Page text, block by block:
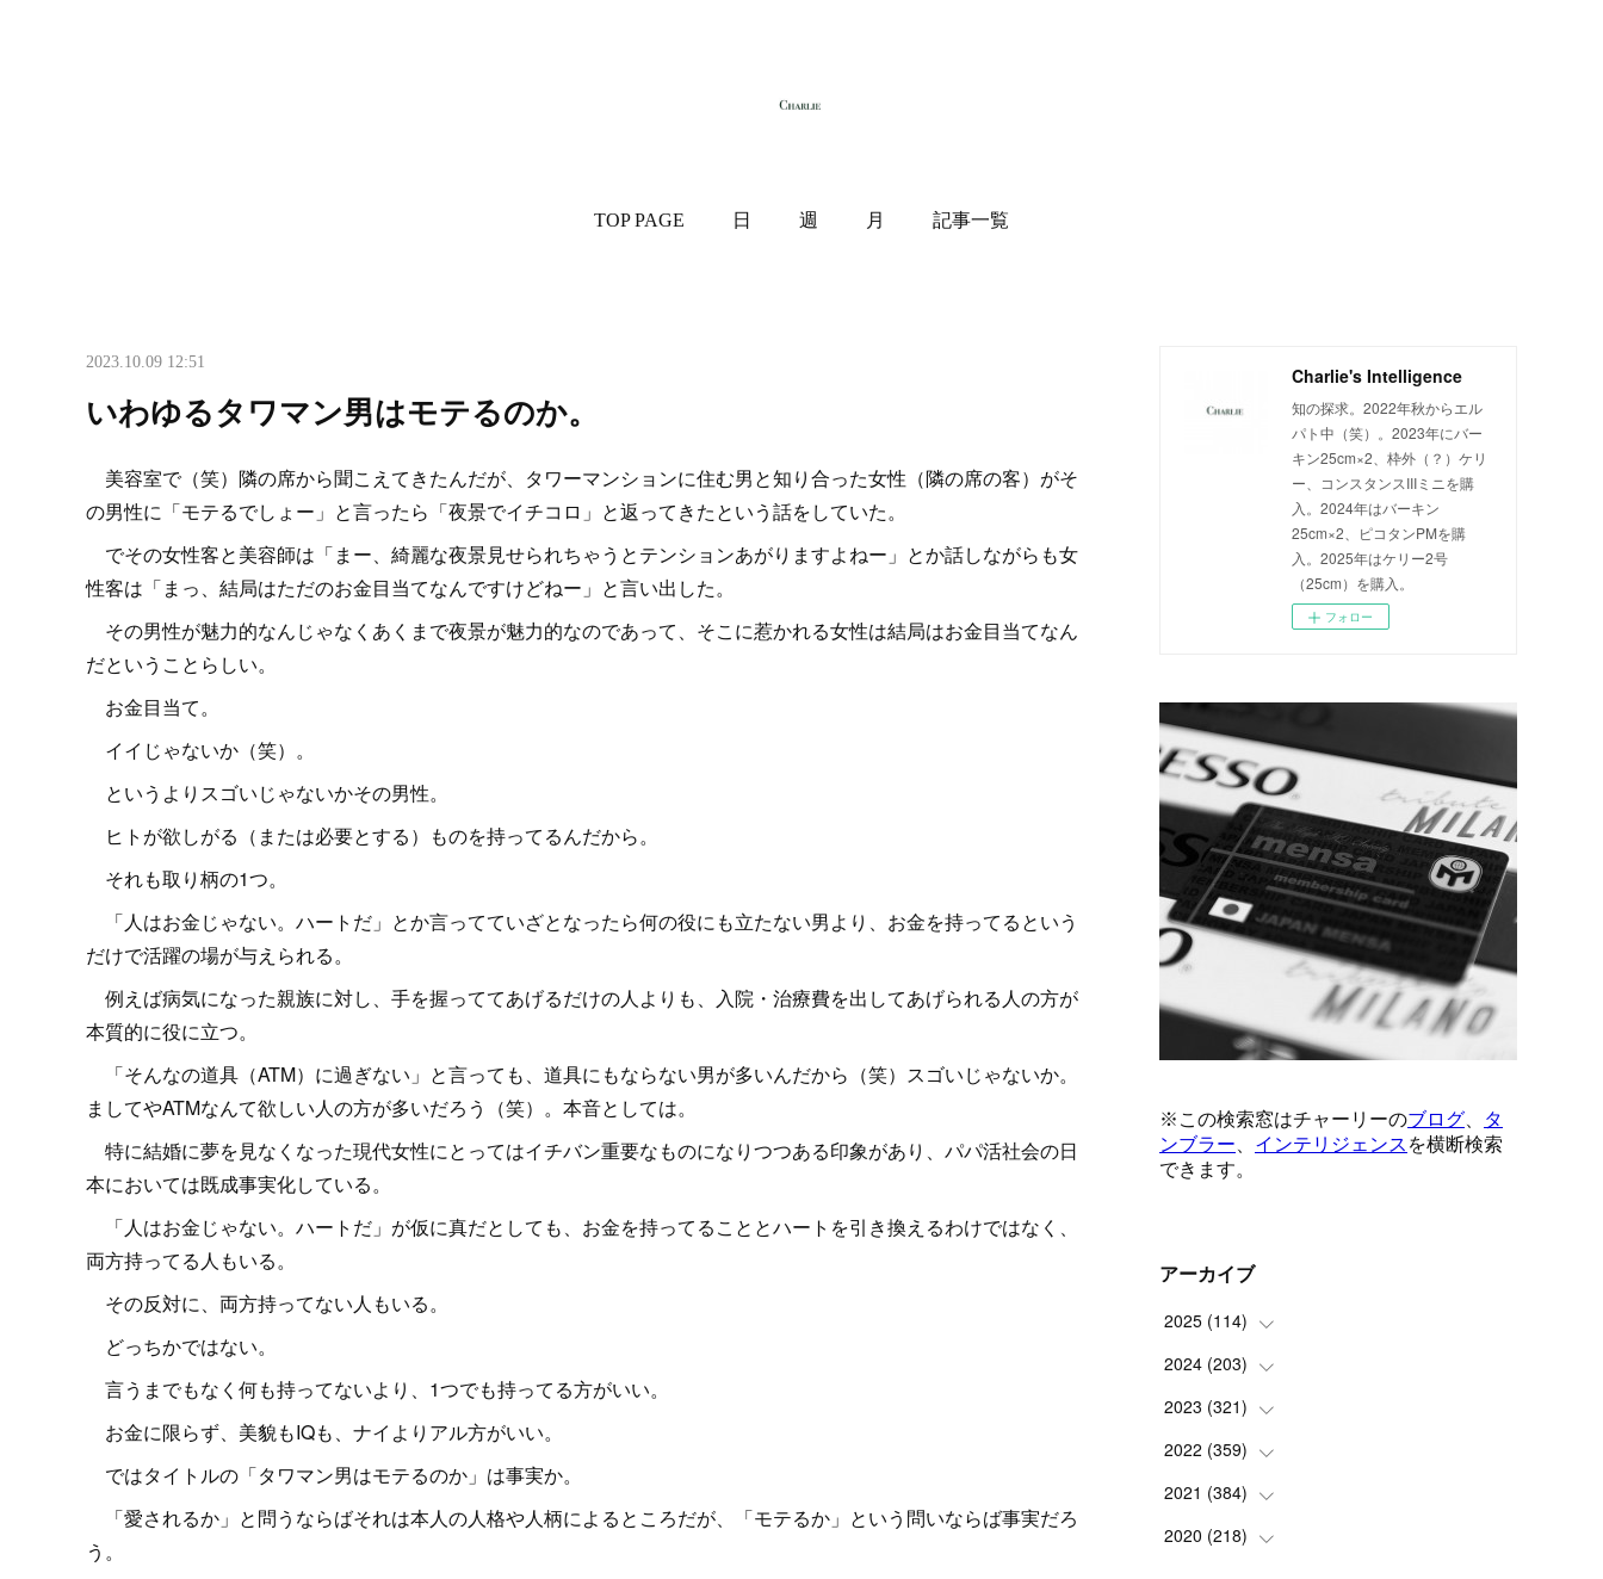
TOP PAGE 日 週 月 記事一覧
2023.10.09 12:51
いわゆるタワマン男はモテるのか。
美容室で（笑）隣の席から聞こえてきたんだが、タワーマンションに住む男と知り合った女性（隣の席の客）がそ
の男性に「モテるでしょー」と言ったら「夜景でイチコロ」と返ってきたという話をしていた。
でその女性客と美容師は「まー、綺麗な夜景見せられちゃうとテンションあがりますよねー」とか話しながらも女
性客は「まっ、結局はただのお金目当てなんですけどねー」と言い出した。
その男性が魅力的なんじゃなくあくまで夜景が魅力的なのであって、そこに惹かれる女性は結局はお金目当てなん
だということらしい。
お金目当て。
イイじゃないか（笑）。
というよりスゴいじゃないかその男性。
ヒトが欲しがる（または必要とする）ものを持ってるんだから。
それも取り柄の1つ。
「人はお金じゃない。ハートだ」とか言ってていざとなったら何の役にも立たない男より、お金を持ってるという
だけで活躍の場が与えられる。
例えば病気になった親族に対し、手を握っててあげるだけの人よりも、入院・治療費を出してあげられる人の方が
本質的に役に立つ。
「そんなの道具（ATM）に過ぎない」と言っても、道具にもならない男が多いんだから（笑）スゴいじゃないか。
ましてやATMなんて欲しい人の方が多いだろう（笑）。本音としては。
特に結婚に夢を見なくなった現代女性にとってはイチバン重要なものになりつつある印象があり、パパ活社会の日
本においては既成事実化している。
「人はお金じゃない。ハートだ」が仮に真だとしても、お金を持ってることとハートを引き換えるわけではなく、
両方持ってる人もいる。
その反対に、両方持ってない人もいる。
どっちかではない。
言うまでもなく何も持ってないより、1つでも持ってる方がいい。
お金に限らず、美貌もIQも、ナイよりアル方がいい。
ではタイトルの「タワマン男はモテるのか」は事実か。
「愛されるか」と問うならばそれは本人の人格や人柄によるところだが、「モテるか」という問いならば事実だろ
う。
Charlie's Intelligence
知の探求。2022年秋からエル
パト中（笑）。2023年にバー
キン25cm×2、枠外（？）ケリ
ー、コンスタンスIIIミニを購
入。2024年はバーキン
25cm×2、ピコタンPMを購
入。2025年はケリー2号
（25cm）を購入。
フォロー
アーカイブ
2025 (114)
(1)
(8)
(6)
(9)
(5 )
2024 (203)
(24)
(10)
(18)
(17)
2023 (321)
(25)
(17)
(35)
2022 (359)
(42)
(37)
2021 (384)
(9)
2020 (218)